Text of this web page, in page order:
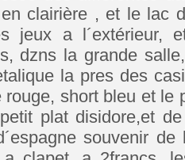
clairière , et le lac
jeux a l´extérieur,
dzns la grande
la pres des
rouge, short bleu et le
plat disidore,et
souvenir